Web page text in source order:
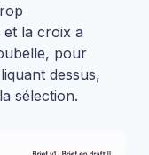
et la croix a
pour
dessus,
sélection.